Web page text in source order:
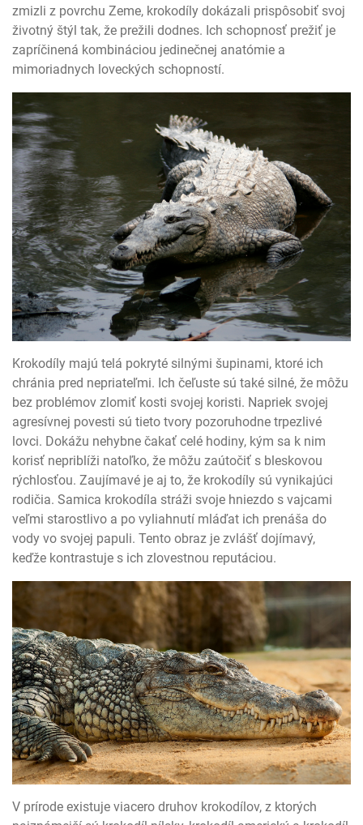
zmizli z povrchu Zeme, krokodíly dokázali prispôsobiť svoj
životný štýl tak, že prežili dodnes. Ich schopnosť prežiť je
zapríčinená kombináciou jedinečnej anatómie a
mimoriadnych loveckých schopností.
Krokodíly majú telá pokryté silnými šupinami, ktoré ich
chránia pred nepriateľmi. Ich čeľuste sú také silné, že môžu
bez problémov zlomiť kosti svojej koristi. Napriek svojej
agresívnej povesti sú tieto tvory pozoruhodne trpezlivé
lovci. Dokážu nehybne čakať celé hodiny, kým sa k nim
korisť nepriblíži natoľko, že môžu zaútočiť s bleskovou
rýchlosťou. Zaujímavé je aj to, že krokodíly sú vynikajúci
rodičia. Samica krokodíla stráži svoje hniezdo s vajcami
veľmi starostlivo a po vyliahnutí mláďat ich prenáša do
vody vo svojej papuli. Tento obraz je zvlášť dojímavý,
keďže kontrastuje s ich zlovestnou reputáciou.
V prírode existuje viacero druhov krokodílov, z ktorých